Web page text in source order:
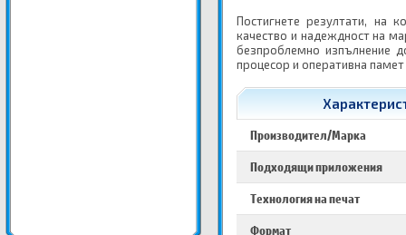
Постигнете резултати, на
качество и надеждност на
безпроблемно изпълнение
процесор и оперативна
Производител/Марка
Подходящи приложения
Технология на печат
Формат